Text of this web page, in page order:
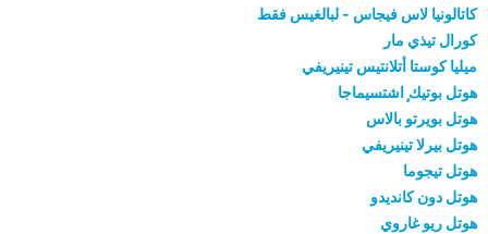
كاتالونيا لاس فيجاس - لبالغيس فقط
كورال تيذي مار
ميليا كوستا أتلانتيس تينيريفي
هوتل بوتيك ٕاشتسيماجا
هوتل بويرتو بالاس
هوتل بيرلا تينيريفي
هوتل تيجوما
هوتل دون كانديدو
هوتل ريو غاروي